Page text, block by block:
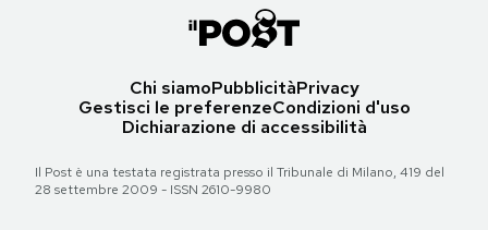
Chi siamoPubblicitàPrivacy
Gestisci le preferenzeCondizioni d'uso
Dichiarazione di accessibilità
Il Post è una testata registrata presso il Tribunale di Milano, 419 del
28 settembre 2009 - ISSN 2610-9980